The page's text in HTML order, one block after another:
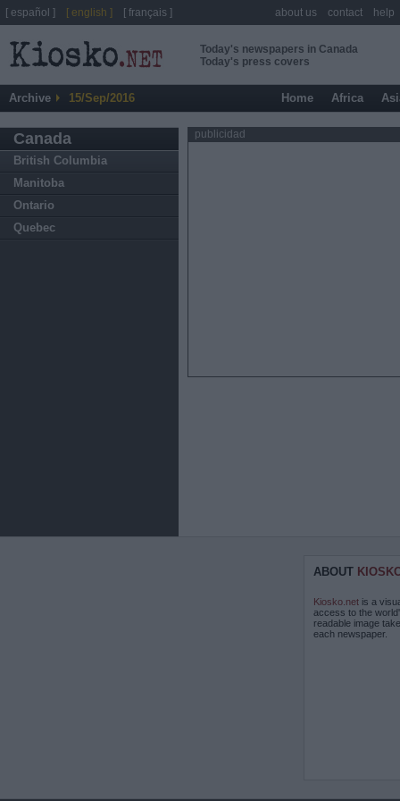
Today's newspapers in Canada
Today's press covers
Archive 15/Sep/2016 Home Africa
Canada
British Columbia
Manitoba
Ontario
Quebec
publicidad
ABOUT
Kiosko.net is a
access to the
readable image
each newspaper.
[ español ] [ english ] [ français ] about us contact help